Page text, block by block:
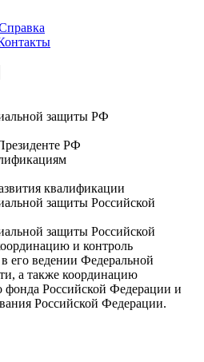
защиты РФ
РФ
квалификации
защиты Российской
защиты Российской
и контроль
его ведении Федеральной
а также координацию
фонда Российской Федерации и
Российской Федерации.